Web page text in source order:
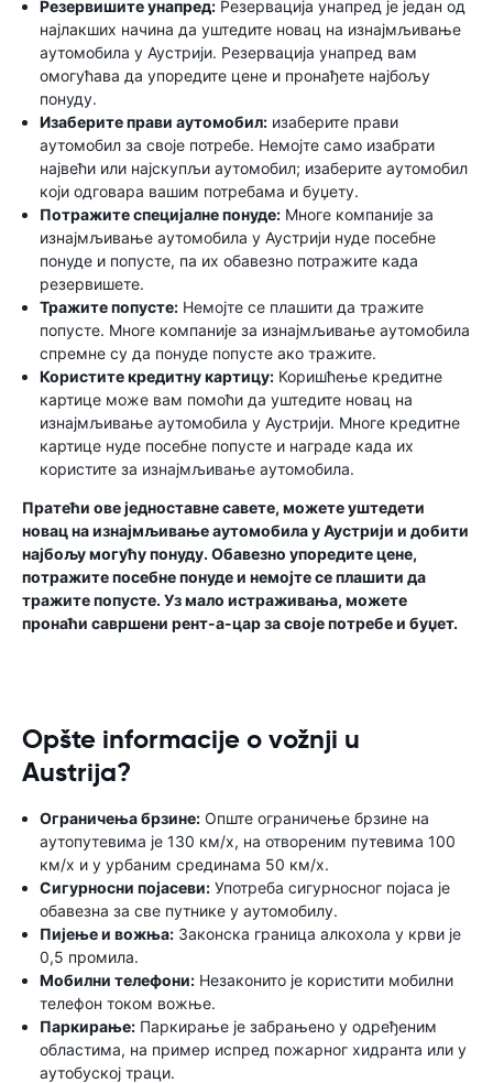
Резервишите унапред: Резервација унапред је један од
најлакших начина да уштедите новац на изнајмљивање
аутомобила у Аустрији. Резервација унапред вам
омогућава да упоредите цене и пронађете најбољу
понуду.
Изаберите прави аутомобил: изаберите прави
аутомобил за своје потребе. Немојте само изабрати
највећи или најскупљи аутомобил; изаберите аутомобил
који одговара вашим потребама и буџету.
Потражите специјалне понуде: Многе компаније за
изнајмљивање аутомобила у Аустрији нуде посебне
понуде и попусте, па их обавезно потражите када
резервишете.
Тражите попусте: Немојте се плашити да тражите
попусте. Многе компаније за изнајмљивање аутомобила
спремне су да понуде попусте ако тражите.
Користите кредитну картицу: Коришћење кредитне
картице може вам помоћи да уштедите новац на
изнајмљивање аутомобила у Аустрији. Многе кредитне
картице нуде посебне попусте и награде када их
користите за изнајмљивање аутомобила.
Пратећи ове једноставне савете, можете уштедети
новац на изнајмљивање аутомобила у Аустрији и добити
најбољу могућу понуду. Обавезно упоредите цене,
потражите посебне понуде и немојте се плашити да
тражите попусте. Уз мало истраживања, можете
пронаћи савршени рент-а-цар за своје потребе и буџет.
Opšte informacije o vožnji u
Austrija?
Ограничења брзине: Опште ограничење брзине на
аутопутевима је 130 км/х, на отвореним путевима 100
км/х и у урбаним срединама 50 км/х.
Сигурносни појасеви: Употреба сигурносног појаса је
обавезна за све путнике у аутомобилу.
Пијење и вожња: Законска граница алкохола у крви је
0,5 промила.
Мобилни телефони: Незаконито је користити мобилни
телефон током вожње.
Паркирање: Паркирање је забрањено у одређеним
областима, на пример испред пожарног хидранта или у
аутобуској траци.